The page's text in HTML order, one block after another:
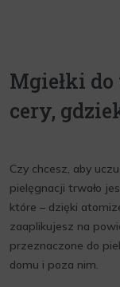
Mgiełki
cery,
Czy chcesz, aby
pielęgnacji trwało
które – dzięki
zaaplikujesz na
przeznaczone do
domu i poza nim.